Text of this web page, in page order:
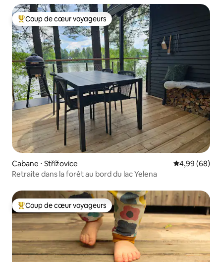
Coups de cœur voyageurs les plus appréciés
Coup de cœur voyageurs
Cabane ⋅ Střížovice Évaluation
4,99 (68)
Retraite dans la forêt au bord du lac Yelena
Coups de cœur voyageurs les plus appréciés
Coup de cœur voyageurs